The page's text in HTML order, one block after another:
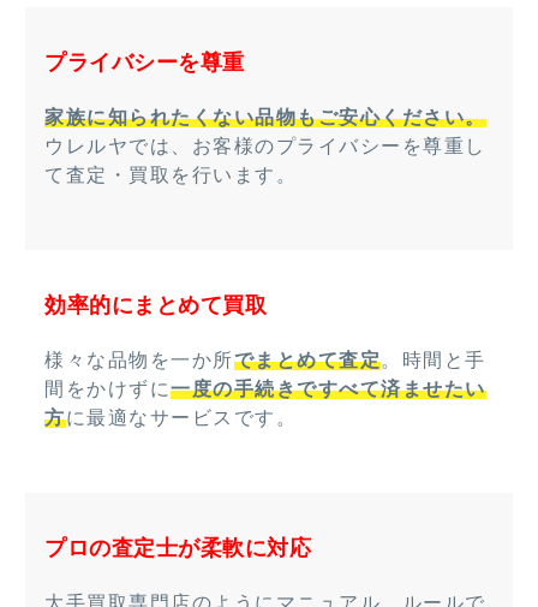
プライバシーを尊重
家族に知られたくない品物もご安心ください。
ウレルヤでは、お客様のプライバシーを尊重し
て査定・買取を行います。
効率的にまとめて買取
様々な品物を一か所でまとめて査定。時間と手
間をかけずに一度の手続きですべて済ませたい
方に最適なサービスです。
プロの査定士が柔軟に対応
大手買取専門店のようにマニュアル、ルールで